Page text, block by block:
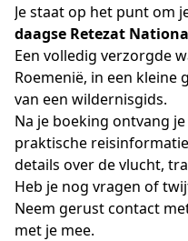
Je staat op het punt om
daagse Retezat
Een volledig verzorgde
Roemenië, in een kleine
van een wildernisgids.
Na je boeking ontvang
praktische
details over de vlucht,
Heb je nog vragen of
Neem gerust contact
met je mee.